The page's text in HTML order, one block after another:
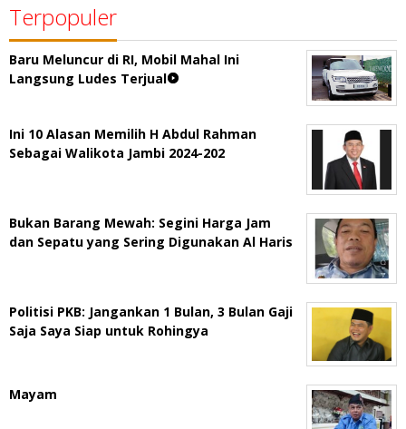
Terpopuler
Baru Meluncur di RI, Mobil Mahal Ini
Langsung Ludes Terjual
Ini 10 Alasan Memilih H Abdul Rahman
Sebagai Walikota Jambi 2024-202
Bukan Barang Mewah: Segini Harga Jam
dan Sepatu yang Sering Digunakan Al Haris
Politisi PKB: Jangankan 1 Bulan, 3 Bulan Gaji
Saja Saya Siap untuk Rohingya
Mayam